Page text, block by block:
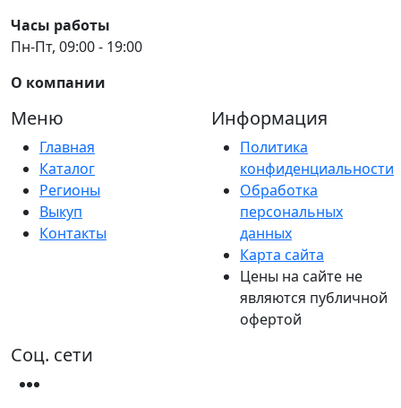
Часы работы
Пн-Пт, 09:00 - 19:00
О компании
Меню
Главная
Каталог
Регионы
Выкуп
Контакты
Информация
Политика
конфиденциальности
Обработка
персональных
данных
Карта сайта
Цены на сайте не
являются публичной
офертой
Соц. сети